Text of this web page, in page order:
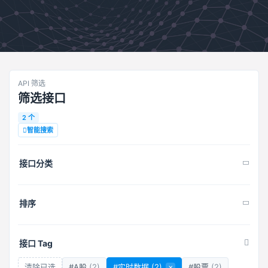
API 筛选
筛选接口
2 个
智能搜索
接口分类
排序
接口 Tag